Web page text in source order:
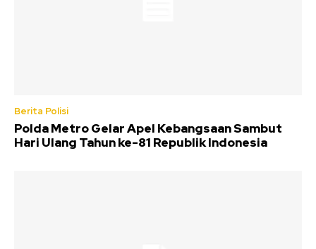
Berita Polisi
Polda Metro Gelar Apel Kebangsaan Sambut
Hari Ulang Tahun ke-81 Republik Indonesia